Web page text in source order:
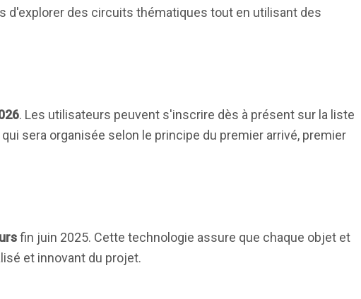
d'explorer des circuits thématiques tout en utilisant des
. Les utilisateurs peuvent s'inscrire dès à présent sur la liste
sera organisée selon le principe du premier arrivé, premier
fin juin 2025. Cette technologie assure que chaque objet et
et innovant du projet.